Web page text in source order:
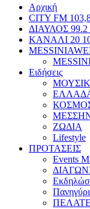
Αρχική
CITY FM
ΔΙΑΥΛΟΣ 99.2
ΚΑΝΑΛΙ 20
Eιδήσεις
ΖΩΔΙΑ
Lifestyle
ΠΡΟΤΑΣΕΙΣ
Events